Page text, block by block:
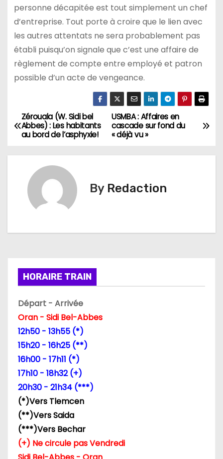
personne décapitée est tout simplement un chef
d’entreprise. Tout porte à croire que le lien avec
les autres attentats ne sera probablement pas
établi puisqu’on signale que c’est une affaire de
règlement de compte entre employé et patron
possible d’un acte de vengeance.
N
o
n
d
e
a
r
USMBA : Affaires en
cascade sur fond du
« déjà vu »
Zérouala (W. Sidi bel
Abbes) : Les habitants
au bord de l’asphyxie!
By Redaction
HORAIRE TRAIN
Départ - Arrivée
Oran - Sidi Bel-Abbes
12h50 - 13h55 (*)
15h20 - 16h25 (**)
16h00 - 17h11 (*)
17h10 - 18h32 (+)
20h30 - 21h34 (***)
(*)Vers Tlemcen
(**)Vers Saida
(***)Vers Bechar
(+) Ne circule pas Vendredi